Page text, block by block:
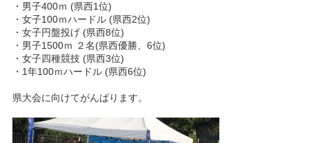
・男子400ｍ (県西1位)
・女子100ｍハードル (県西2位)
・女子円盤投げ (県西8位)
・男子1500ｍ ２名(県西優勝、6位)
・女子四種競技 (県西3位)
・1年100ｍハードル (県西6位)
県大会に向けてがんばります。